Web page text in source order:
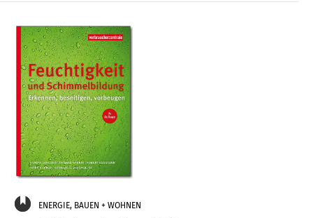
ENERGIE, BAUEN + WOHNEN